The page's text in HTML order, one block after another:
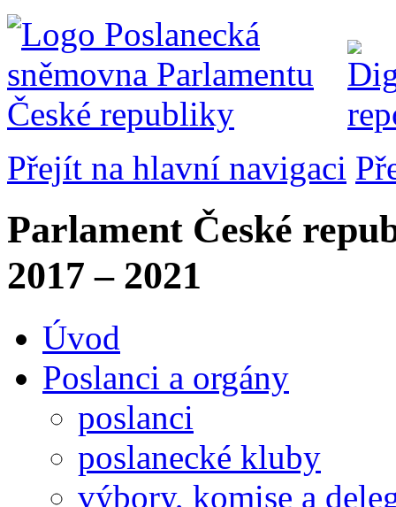
Přejít na hlavní navigaci
Parlament České
2017 – 2021
Úvod
Poslanci a orgány
poslanci
poslanecké kluby
výbory, komise a